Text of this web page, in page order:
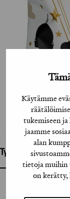
Käytämme
tukemiseen
jaamme
alan
tietoja muihin
on kerätty,
Työhön